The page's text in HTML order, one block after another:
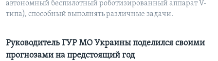
автономный беспилотный роботизированный аппарат V-
типа), способный выполнять различные задачи.
Руководитель ГУР МО Украины поделился своими
прогнозами на предстоящий год